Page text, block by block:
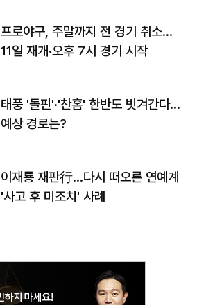
프로야구, 주말까지 전 경기 취소…
11일 재개·오후 7시 경기 시작
태풍 '돌핀'·'찬홈' 한반도 빗겨간다…
예상 경로는?
이재룡 재판行…다시 떠오른 연예계
'사고 후 미조치' 사례